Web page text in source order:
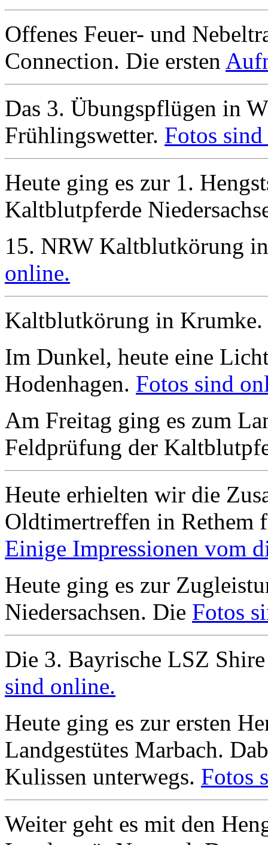
Offenes Feuer- und
Connection. Die ersten
Das 3. Übungspflügen in
Frühlingswetter. Fotos
Heute ging es zur 1.
Kaltblutpferde
15. NRW Kaltblutkörung
online.
Kaltblutkörung in Krumke.
Im Dunkel, heute eine
Hodenhagen. Fotos sind
Am Freitag ging es zum
Feldprüfung der
Heute erhielten wir die
Oldtimertreffen in Rethem
Einige Impressionen vom
Heute ging es zur
Niedersachsen. Die Fotos
Die 3. Bayrische LSZ
sind online.
Heute ging es zur ersten
Landgestütes Marbach.
Kulissen unterwegs. Fotos
Weiter geht es mit den